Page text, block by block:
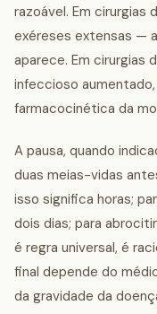
razoável. Em
exéreses extensas —
aparece. Em cirurgias
infeccioso
farmacocinética da
A pausa, quando
duas meias-vidas
isso significa horas;
dois dias; para
é regra universal, é
final depende do
da gravidade da